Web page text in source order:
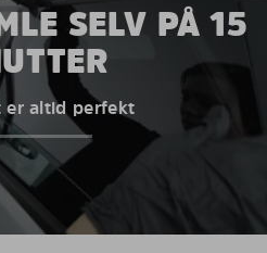
SELV PÅ 15
er altid perfekt